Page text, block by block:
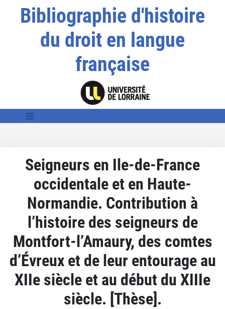
Bibliographie d'histoire
du droit en langue
française
Seigneurs en Ile-de-France
occidentale et en Haute-
Normandie. Contribution à
l’histoire des seigneurs de
Montfort-l’Amaury, des comtes
d’Évreux et de leur entourage au
XIIe siècle et au début du XIIIe
siècle. [Thèse].